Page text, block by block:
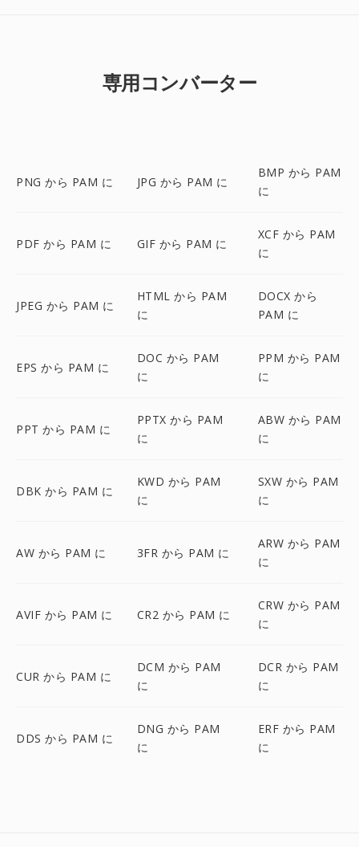
専用コンバーター
PNG から PAM に JPG から PAM に
BMP から PAM
に
PDF から PAM に GIF から PAM に
XCF から PAM
に
JPEG から PAM に
HTML から PAM
に
DOCX から
PAM に
EPS から PAM に
DOC から PAM
に
PPM から PAM
に
PPT から PAM に
PPTX から PAM
に
ABW から PAM
に
DBK から PAM に
KWD から PAM
に
SXW から PAM
に
AW から PAM に 3FR から PAM に
ARW から PAM
に
AVIF から PAM に CR2 から PAM に
CRW から PAM
に
CUR から PAM に
DCM から PAM
に
DCR から PAM
に
DDS から PAM に
DNG から PAM
に
ERF から PAM
に